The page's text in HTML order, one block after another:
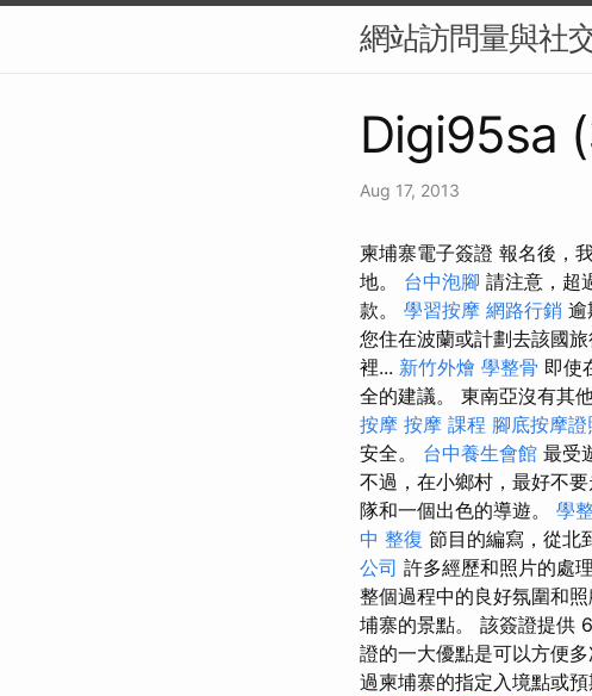
網站訪問量與社
Digi95sa
Aug 17, 2013
柬埔寨電子簽證 報名後，
地。 台中泡腳 請注意，超
款。 學習按摩 網路行銷 逾
您住在波蘭或計劃去該國
裡... 新竹外燴 學整骨 即使
全的建議。 東南亞沒有其
按摩 按摩 課程 腳底按摩證
安全。 台中養生會館 最受
不過，在小鄉村，最好不
隊和一個出色的導遊。 學
中 整復 節目的編寫，從北
公司 許多經歷和照片的處
整個過程中的良好氛圍和照
埔寨的景點。 該簽證提供
證的一大優點是可以方便
過柬埔寨的指定入境點或